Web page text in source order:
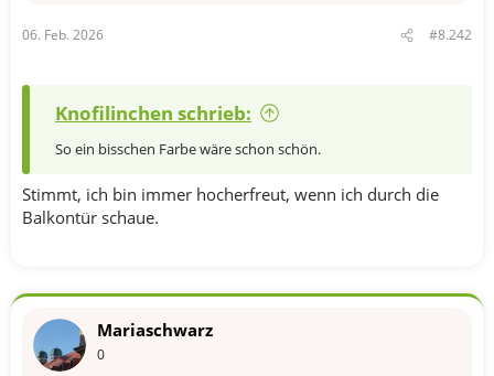
06. Feb. 2026 #8.242
Knofilinchen schrieb:
So ein bisschen Farbe wäre schon schön.
Stimmt, ich bin immer hocherfreut, wenn ich durch die
Balkontür schaue.
Mariaschwarz
0